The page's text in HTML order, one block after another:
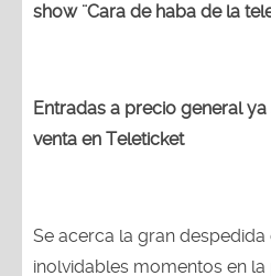
show ¨Cara de haba de la
Entradas a precio general
venta en Teleticket
Se acerca la gran
inolvidables momentos en la